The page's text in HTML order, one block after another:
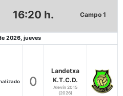
16:20 h. Campo 1
2026, jueves
0
Landetxa
K.T.C.D.
Alevín 2015
(2026)